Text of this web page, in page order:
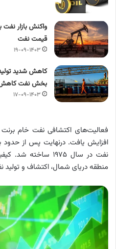
واکنش بازار
قیمت نفت
۱۹-۰۹-۱۴۰۳
کاهش شدید
بخش نفت
۱۷-۰۹-۱۴۰۳
افزایش یافت. درنهایت پس از
نفت در سال ۱۹۷۵
منطقه دریای شمال، اکتشاف و